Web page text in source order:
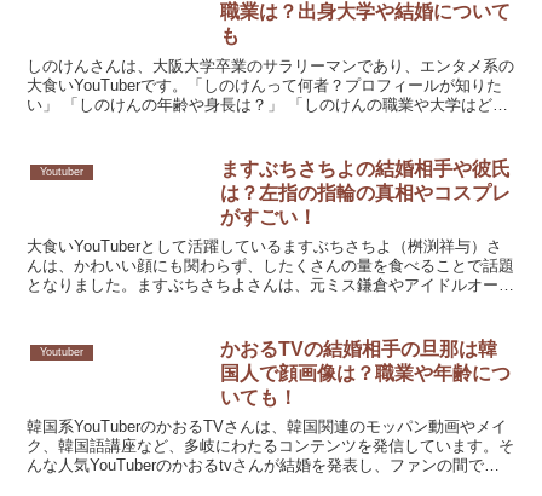
職業は？出身大学や結婚について
も
しのけんさんは、大阪大学卒業のサラリーマンであり、エンタメ系の
大食いYouTuberです。「しのけんって何者？プロフィールが知りた
い」 「しのけんの年齢や身長は？」 「しのけんの職業や大学はど
Youtuber
ますぶちさちよの結婚相手や彼氏
は？左指の指輪の真相やコスプレ
がすごい！
大食いYouTuberとして活躍しているますぶちさちよ（桝渕祥与）さ
んは、かわいい顔にも関わらず、したくさんの量を食べることで話題
となりました。ますぶちさちよさんは、元ミス鎌倉やアイドルオーデ
Youtuber
かおるTVの結婚相手の旦那は韓
国人で顔画像は？職業や年齢につ
いても！
韓国系YouTuberのかおるTVさんは、韓国関連のモッパン動画やメイ
ク、韓国語講座など、多岐にわたるコンテンツを発信しています。そ
んな人気YouTuberのかおるtvさんが結婚を発表し、ファンの間で大